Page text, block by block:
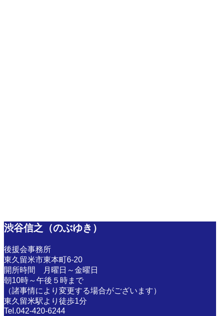
渋谷信之（のぶゆき）
後援会事務所
東久留米市東本町6-20
開所時間 月曜日～金曜日
朝10時～午後５時まで
（諸事情により変更する場合がございます）
東久留米駅より徒歩1分
Tel.042-420-6244